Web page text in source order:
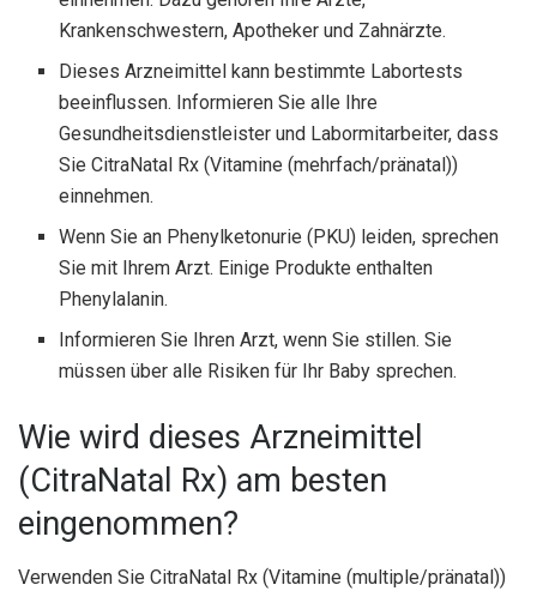
Krankenschwestern, Apotheker und Zahnärzte.
Dieses Arzneimittel kann bestimmte Labortests
beeinflussen. Informieren Sie alle Ihre
Gesundheitsdienstleister und Labormitarbeiter, dass
Sie CitraNatal Rx (Vitamine (mehrfach/pränatal))
einnehmen.
Wenn Sie an Phenylketonurie (PKU) leiden, sprechen
Sie mit Ihrem Arzt. Einige Produkte enthalten
Phenylalanin.
Informieren Sie Ihren Arzt, wenn Sie stillen. Sie
müssen über alle Risiken für Ihr Baby sprechen.
Wie wird dieses Arzneimittel
(CitraNatal Rx) am besten
eingenommen?
Verwenden Sie CitraNatal Rx (Vitamine (multiple/pränatal))